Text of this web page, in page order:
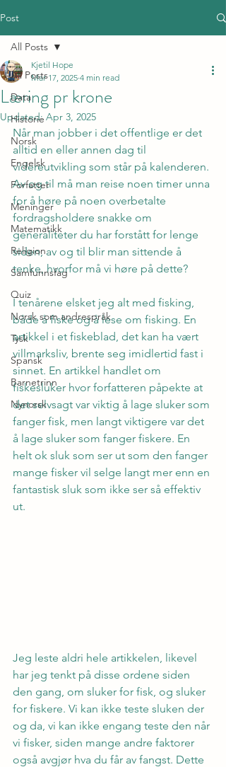
Post
All Posts
Data
Historie
Norsk
Engelsk
Forfatter
Meninger
Matematikk
Religion
Samfunnsfag
Quiz
Norsk som andrespråk
Tysk
Spansk
Barnetrinn
Nynorsk
All Posts
Læring pr krone
Kjetil Hope
Mar 17, 2025 4 min read
Updated:Apr 3, 2025
Når man jobber i det offentlige er det
alltid en eller annen dag til
videreutvikling som står på kalenderen.
Av og til må man reise noen timer unna
for å høre på noen overbetalte
fordragsholdere snakke om
generaliteter du har forstått for lenge
siden, av og til blir man sittende å
tenke, hvorfor må vi høre på dette?
I tenårene elsket jeg alt med fisking,
både å fiske og å lese om fisking. En
artikkel i et fiskeblad, det kan ha vært
villmarksliv, brente seg imidlertid fast i
sinnet. En artikkel handlet om
fiskesluker hvor forfatteren påpekte at
det selvsagt var viktig å lage sluker som
fanger fisk, men langt viktigere var det
å lage sluker som fanger fiskere. En
helt ok sluk som ser ut som den fanger
mange fisker vil selge langt mer enn en
fantastisk sluk som ikke ser så effektiv
ut.
Jeg leste aldri hele artikkelen, likevel
har jeg tenkt på disse ordene siden
den gang, om sluker for fisk, og sluker
for fiskere. Vi kan ikke teste sluken der
og da, vi kan ikke engang teste den når
vi fisker, siden mange andre faktorer
også avgjør hva du får av fangst. Dette